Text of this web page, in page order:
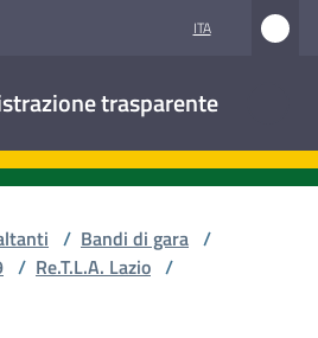
ITA
trasparente
/ Bandi di gara /
/ Re.T.L.A. Lazio /